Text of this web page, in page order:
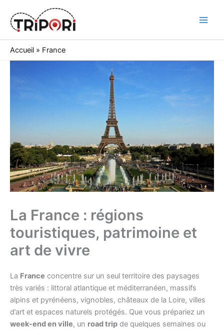
content
Accueil » France
La France : régions
touristiques, patrimoine et
art de vivre
La France concentre sur un seul territoire des paysages
très variés : littoral atlantique et méditerranéen, massifs
alpins et pyrénéens, vignobles, châteaux de la Loire, villes
d’art et espaces naturels protégés. Que vous prépariez un
week-end en ville, un road trip de quelques semaines ou